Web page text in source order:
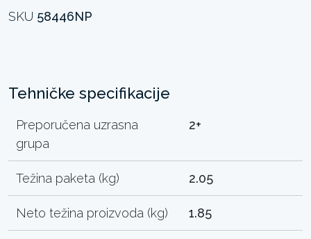
SKU 58446NP
Tehničke specifikacije
Preporučena uzrasna
grupa
2+
Težina paketa (kg) 2.05
Neto težina proizvoda (kg) 1.85